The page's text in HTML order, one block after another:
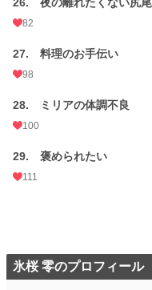
82
27. 料理のお手伝い
98
28. ミリアの体調不良
100
29. 褒められたい
111
氷桜 零のプロフィール